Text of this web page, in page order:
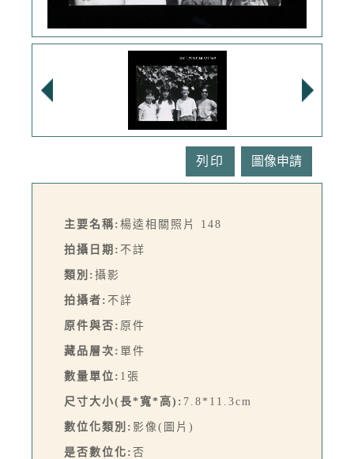
列印
主要名稱: 楊逵相關照片 148
拍攝日期: 不詳
類別: 攝影
拍攝者: 不詳
原件與否: 原件
藏品層次: 單件
數量單位: 1張
尺寸大小(長*寬*高): 7.8*11.3cm
數位化類別: 影像(圖片)
是否數位化: 否